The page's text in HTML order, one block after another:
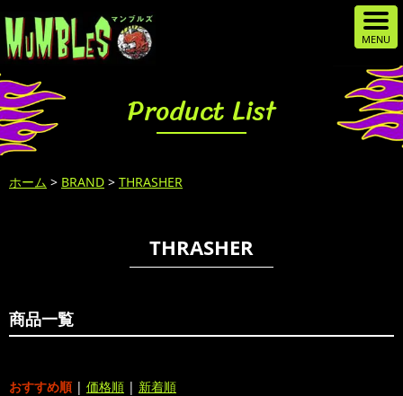
Product List
ホーム > BRAND > THRASHER
THRASHER
商品一覧
おすすめ順 | 価格順 | 新着順